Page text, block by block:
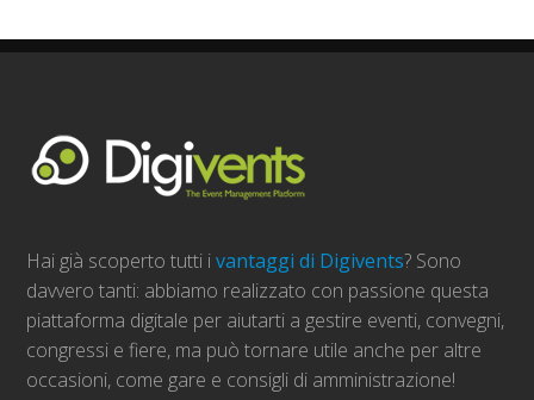
Hai già scoperto tutti ivantaggi di Digivents? Sono
davvero tanti: abbiamo realizzato con passione questa
piattaforma digitale per aiutarti a gestire eventi, convegni,
congressi e fiere, ma può tornare utile anche per altre
occasioni, come gare e consigli di amministrazione!